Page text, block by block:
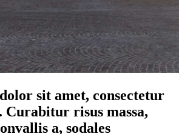
sit amet, consectetur
Curabitur risus massa,
a, sodales